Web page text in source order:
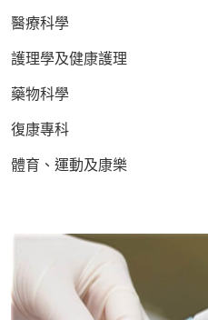
醫療科學
護理學及健康護理
藥物科學
復康專科
體育、運動及康樂